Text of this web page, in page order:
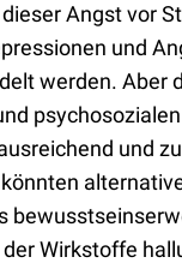
Angst vor
und
werden. Aber
und
der Wirkstoffe